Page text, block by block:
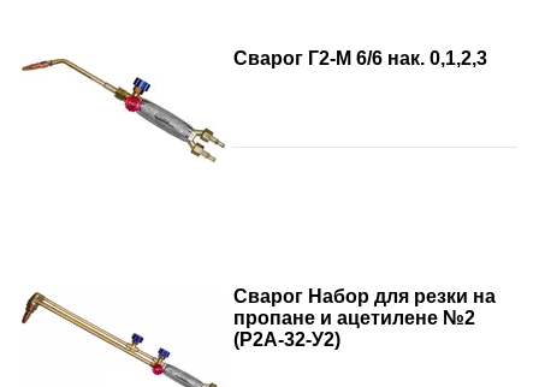
Сварог Г2-М 6/6 нак. 0,1,2,3
Сварог Набор для резки на
пропане и ацетилене №2
(Р2А-32-У2)